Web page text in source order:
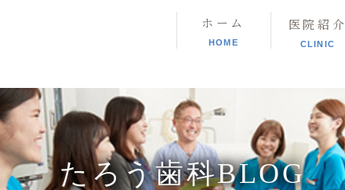
ホーム
HOME
医院紹介
CLINIC
たろう歯科BLOG